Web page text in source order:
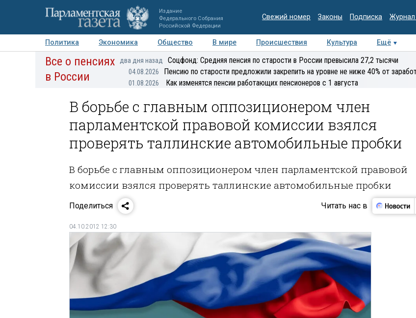
Издание
Федерального Собрания
Российской Федерации
Свежий номер Законы Подписка Журнал
Политика Экономика Общество В мире Происшествия Культура Ещё
Авторы Персоны Мнения Регионы Медиацентр Интервью Колумнисты
Все о пенсиях
в России
два дня назад Соцфонд: Средняя пенсия по старости в России превысила 27,2 тысячи
04.08.2026 Пенсию по старости предложили закрепить на уровне не ниже 40% от
01.08.2026 Как изменятся пенсии работающих пенсионеров с 1 августа
В борьбе с главным оппозиционером член
парламентской правовой комиссии взялся
проверять таллинские автомобильные пробки
В борьбе с главным оппозиционером член парламентской правовой
комиссии взялся проверять таллинские автомобильные пробки
Поделиться Читать нас в
04.10.2012 12:30